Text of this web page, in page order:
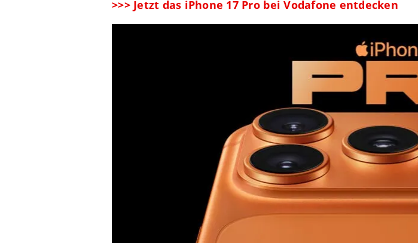
>>> Jetzt das iPhone 17 Pro bei Vodafone entdecken